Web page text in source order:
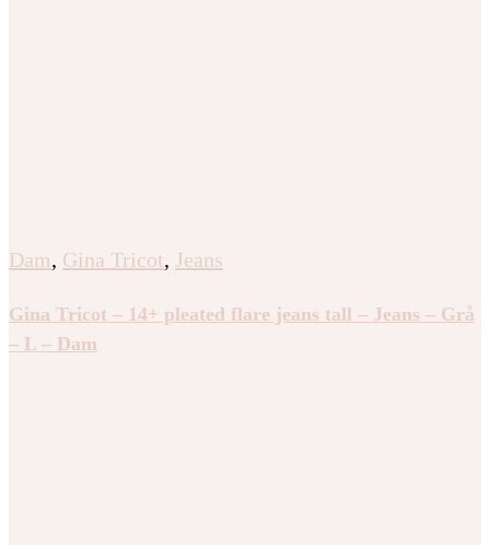
Dam, Gina Tricot, Jeans
Gina Tricot – 14+ pleated flare jeans tall – Jeans – Grå
– L – Dam